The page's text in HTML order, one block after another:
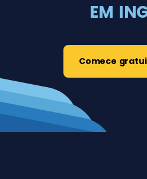
EM
Comece